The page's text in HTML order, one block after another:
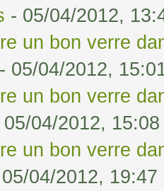
- 05/04/2012,
un bon verre
- 05/04/2012,
un bon verre
05/04/2012, 15:08
un bon verre
04/2012, 19:47